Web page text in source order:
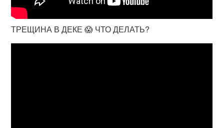
ТРЕЩИНА В ДЕКЕ 😱 ЧТО ДЕЛАТЬ?